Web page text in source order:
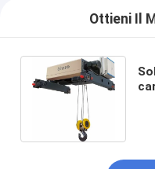
Ottieni Il